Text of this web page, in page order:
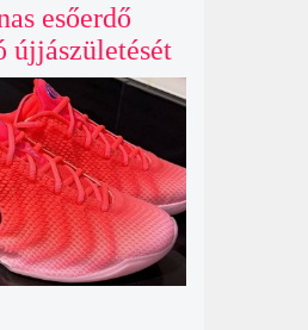
esőerdő
újjászületését
friss
hoz az
világába